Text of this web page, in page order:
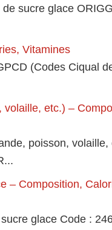
sucre glace
Vitamines
(Codes Ciqual
etc.) –
poisson, volaille,
– Composition,
glace Code :